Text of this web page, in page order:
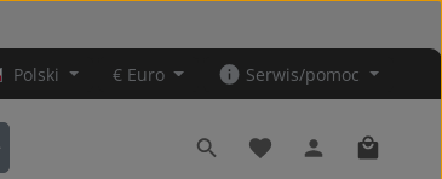
Polski € Euro Serwis/pomoc
Masz 0 przedmioty
Koszyk